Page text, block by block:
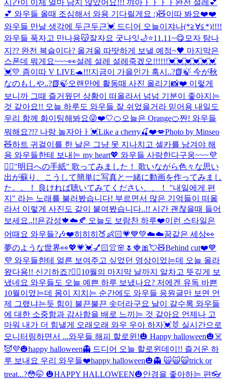
시간이 이제 얼마 남지 않았어요!!! 꺄아ㅏㅏㅏㅏ완전 설레💕
💕 와우들 올때 조심해서 와용 기다릴게요 :)🧸이따 봐요❤️❤️
와우들 만날 생각에 두근두근💓 드디어 오늘이쟈나(*≧∀≦*)!!!!
와우들 푹자고 만나용😽잘자요 굿나잇🌙⭐️11.11~😋 모자 탐나
지?? 완전 복슬이다? 올겨울 따땃하게 보낼 예정~🖤 마지막은
스폰데 뭐게요~~~👀설레 설레 설레죽겠오!!!!!!💓💓💓💓💓💓
💓💛 좀이따 V LIVE🐢!!!지금이 가을인가 혹시..?📗🍃 今が秋
なのもしや..?📗🍃오랜만에 활동때 사진 올리기📸❤️ 이렇게
보니까 그때 즐거웠던 상황이 떠올라서 넘넘 기분이 좋아지는
것 같아요!! 오늘 하루도 와우들 잘 쉬었을거라 믿어용 내일도
우리 함께 화이팅해봐요😜❤️🤍🍊오늘은 Orange🍊짠! 와우들
뭐해요?!? 나랑 놀자아ㅏ💓Like a cherry🍒❤️💋Photo by Minseo
🧸하트 귀걸이를 한 날은 그냥 못 지나치고 셀카를 남겨야 해
용 와우들한테 보내는 my heart💖 와우들 사랑한다구웅~~~💜
🙆‍♀️"明日への手紙" 歌ってみました！ 歌いながら色々な思い
出が蘇り、こうして簡単に写真と一緒に動画を作ってみまし
た。。！ 良ければ聴いてみてください、、！ "내일에게 편
지" 라는 노래를 불러봤습니다! 부르면서 많은 기억들이 떠올
라서 이렇게 사진도 같이 붙여봤습니다..!! 시간 괜찮을때 들어
보세요..!!욘감성🍁☁️🍂 오늘도 보람찬 하루❤️이런 스타일은
어때요 와우들?🎶❤️히히히🍑👶🏻💗💙💚☁️☁️꿈같은 세상👀
夢のような世界👀💖💗💓💅🏻👚🌸🌷🍓🎀💘🧸Behind cut❤️💙
💜 와우들한테 얼른 보여주고 싶었던 영상이었는데 오늘 올라
왔다용!! 신기하죠?👍🏻10월의 마지막 날까지 알차고 뜻깊게 보
냈네요 와우들도 오늘 예쁜 하루 보냈나요? 저에겐 유독 바쁜
10월이였는데 몸이 지치는 순간에도 와우들 응원글만 보면 언
제 그랬냐는듯 힘이 불끈불끈 솟더라구요 날이 갈수록 와우들
에 대한 소중함과 감사함을 배로 느끼는 것 같아요 언제나 고
마워 내가 더 힘낼게 오래오래 와우 우아 하자💓🐰 실시간으로
모니터링하면서 ...와우들 해피 할로윈!🎃 Happy halloween🎃☠️
😈💜🎃happy halloween👻 드디어 오늘 할로윈데이!! 즐거운 하
루 보내요 우리 와우들❤️happy halloween🎃👻 🙀🙀🙀trick or
treat...?😳🤭 🎃HAPPY HALLOWEEN🎃안경을 좋아하는 편👓